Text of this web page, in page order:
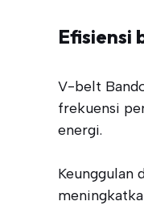
Efisiensi
V-belt
frekuensi
energi.
Keunggulan